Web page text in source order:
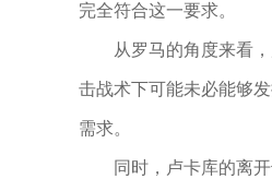
完全符合这一要求。
从罗马的角度来看
击战术下可能未必能够
需求。
同时，卢卡库的离